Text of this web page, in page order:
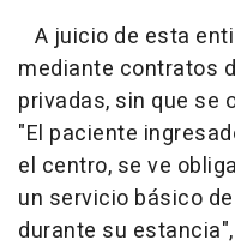
A juicio de esta
mediante contratos
privadas, sin que se
"El paciente
el centro, se ve
un servicio básico
durante su